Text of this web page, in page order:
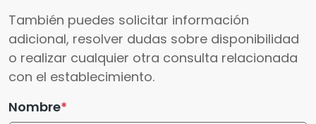
También puedes solicitar información
adicional, resolver dudas sobre disponibilidad
o realizar cualquier otra consulta relacionada
con el establecimiento.
Nombre